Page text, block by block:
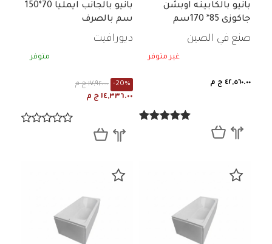
بانيو بالكابينه اوبشن
جاكوزى 85* 170سم
صنع في الصين
غير متوفر
٤٢,٥٦٠.٠٠ ج م
بانيو بالجانب ايمليا 70*150
سم بالصرف
ديورافيت
متوفر
١٧,٩٢٠.٠٠ ج م -20%
١٤,٣٣٦.٠٠ ج م